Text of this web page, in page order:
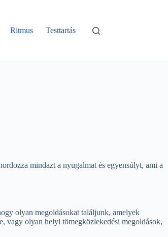
Ritmus Testtartás
mindazt a nyugalmat és egyensúlyt, ami a
olyan megoldásokat találjunk, amelyek
vagy olyan helyi tömegközlekedési megoldások,